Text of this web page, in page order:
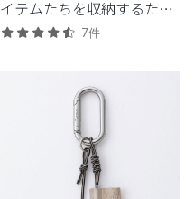
イテムたちを収納するため
のクラシコオリジナルのラ
7件